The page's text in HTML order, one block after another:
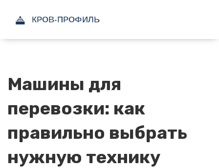
Машины для
перевозки: как
правильно выбрать
нужную технику